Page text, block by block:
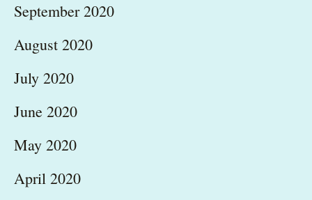
September 2020
August 2020
July 2020
June 2020
May 2020
April 2020